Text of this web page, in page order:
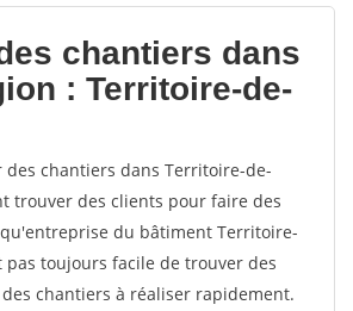
votes
chantiers dans
: Territoire-de-
des chantiers dans Territoire-de-
trouver des clients pour faire des
du bâtiment Territoire-
toujours facile de trouver des
chantiers à réaliser rapidement.